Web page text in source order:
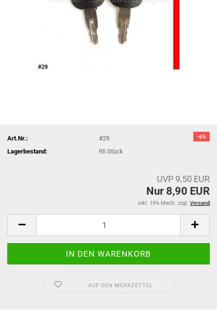
-6%
Art.Nr.:
#29
Lagerbestand:
95Stück
UVP 9,50 EUR
Nur 8,90 EUR
inkl. 19% MwSt. zzgl. Versand
AUF DEN MERKZETTEL